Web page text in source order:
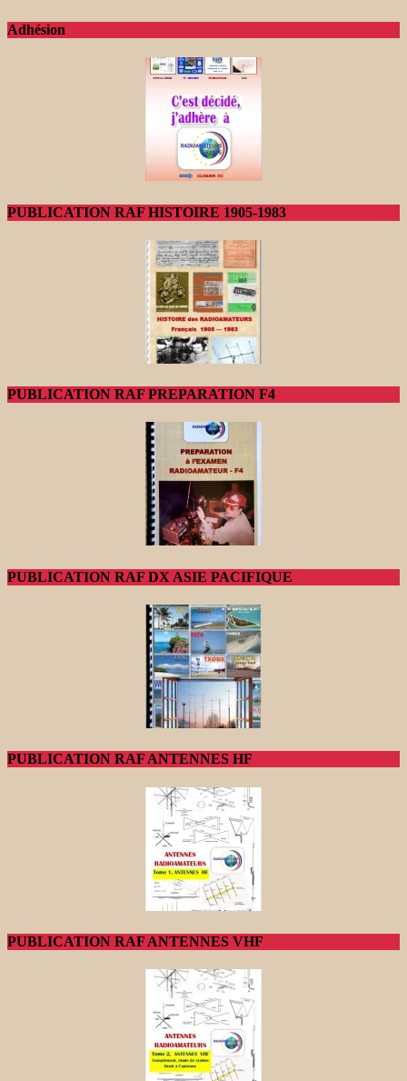
Adhésion
PUBLICATION RAF HISTOIRE 1905-1983
PUBLICATION RAF PREPARATION F4
PUBLICATION RAF DX ASIE PACIFIQUE
PUBLICATION RAF ANTENNES HF
PUBLICATION RAF ANTENNES VHF